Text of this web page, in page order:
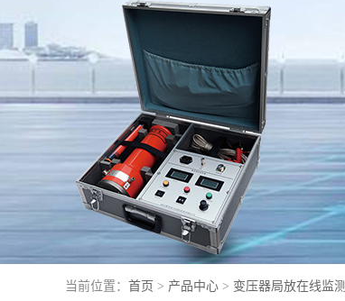
当前位置： 首页 > 产品中心 > 变压器局放在线监测